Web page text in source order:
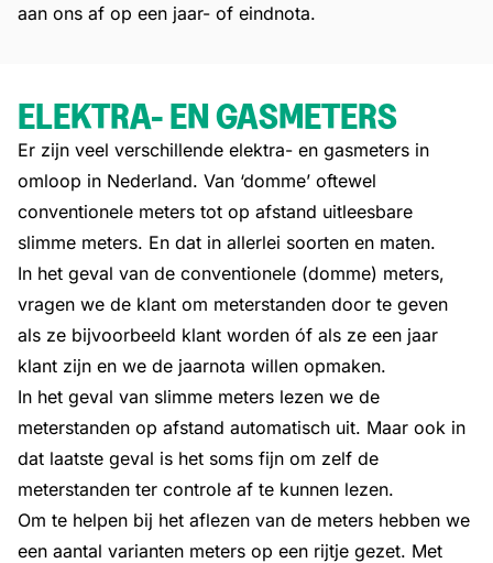
aan ons af op een jaar- of eindnota.
ELEKTRA- EN GASMETERS
Er zijn veel verschillende elektra- en gasmeters in
omloop in Nederland. Van ‘domme’ oftewel
conventionele meters tot op afstand uitleesbare
slimme meters. En dat in allerlei soorten en maten.
In het geval van de conventionele (domme) meters,
vragen we de klant om meterstanden door te geven
als ze bijvoorbeeld klant worden óf als ze een jaar
klant zijn en we de jaarnota willen opmaken.
In het geval van slimme meters lezen we de
meterstanden op afstand automatisch uit. Maar ook in
dat laatste geval is het soms fijn om zelf de
meterstanden ter controle af te kunnen lezen.
Om te helpen bij het aflezen van de meters hebben we
een aantal varianten meters op een rijtje gezet. Met